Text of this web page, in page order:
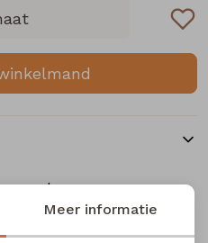
newborn
jongens T-Shirt lm
W20312
Meer informatie